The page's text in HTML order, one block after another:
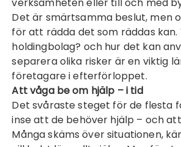
Det är smärtsamma beslut, men
för att rädda det som räddas kan.
holdingbolag? och hur det kan
separera olika risker är en viktig
företagare i efterförloppet.
Att våga be om hjälp – i tid
Det svåraste steget för de flesta
inse att de behöver hjälp – och
Många skäms över situationen,